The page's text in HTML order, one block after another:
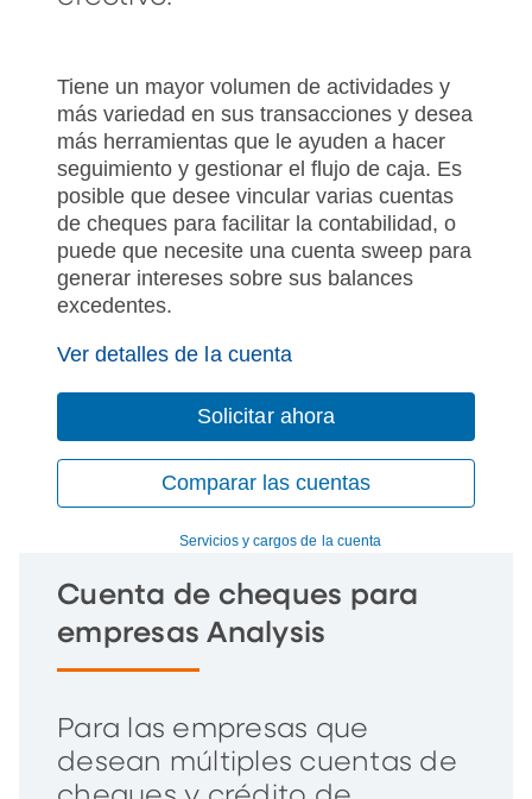
Tiene un mayor volumen de actividades y
más variedad en sus transacciones y desea
más herramientas que le ayuden a hacer
seguimiento y gestionar el flujo de caja. Es
posible que desee vincular varias cuentas
de cheques para facilitar la contabilidad, o
puede que necesite una cuenta sweep para
generar intereses sobre sus balances
excedentes.
Ver detalles de la cuenta
Solicitar ahora
Comparar las cuentas
Servicios y cargos de la cuenta
Cuenta de cheques para
empresas Analysis
Para las empresas que
desean múltiples cuentas de